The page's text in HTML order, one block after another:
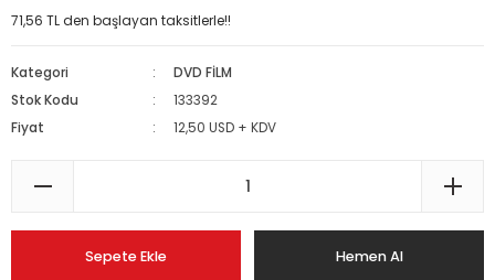
71,56 TL den başlayan taksitlerle!!
Kategori
DVD FİLM
Stok Kodu
133392
Fiyat
12,50 USD + KDV
Sepete Ekle Hemen Al